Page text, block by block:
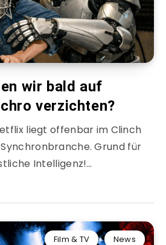
wir bald auf
verzichten?
liegt offenbar im Clinch
Grund für
Intelligenz!…
Film & TV News